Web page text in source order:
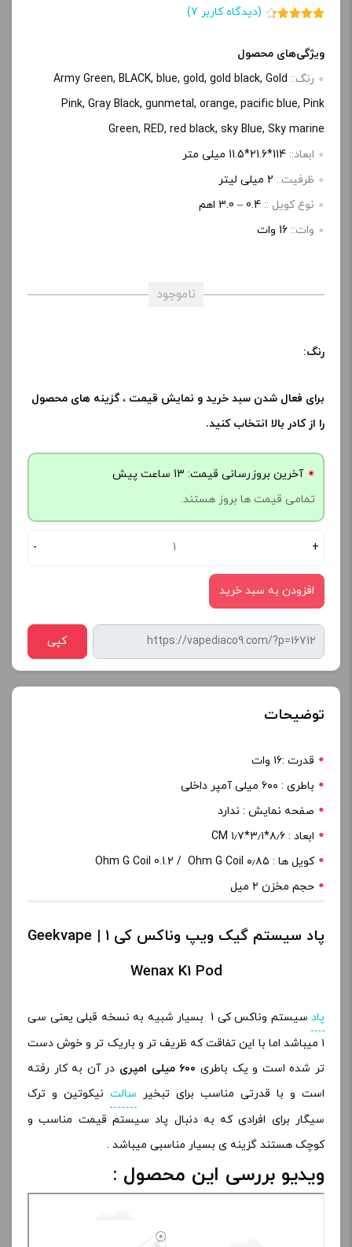
مشتری
(دیدگاه کاربر 7
)
ویژگی‌های محصول
رنگ:: Army Green, BLACK, blue, gold, gold black, Gold
Pink, Gray Black, gunmetal, orange, pacific blue, Pink
Green, RED, red black, sky Blue, Sky marine
ابعاد:: 114*21.6*11.5 میلی متر
ظرفیت:: 2 میلی لیتر
نوع کویل :: 0.4 – 3.0 اهم
وات:: 16 وات
ناموجود
رنگ:
برای فعال شدن سبد خرید و نمایش قیمت ، گزینه های محصول
را از کادر بالا انتخاب کنید.
آخرین بروزرسانی قیمت: 13 ساعت پیش
تمامی قیمت ها بروز هستند.
- +
افزودن به سبد خرید
کپی
توضیحات
قدرت :۱۶ وات
باطری : ۶۰۰ میلی آمپر داخلی
صفحه نمایش : ندارد
ابعاد : ۸٫۶*۳٫۱*۱٫۷ CM
کویل ها : ۰٫۸۵ Ohm G Coil 0.1.2 / Ohm G Coil
حجم مخزن ۲ میل
پاد سیستم گیک ویپ وناکس کی ۱ | Geekvape
Wenax K1 Pod
پاد
سیستم وناکس کی 1 بسیار شبیه به نسخه قبلی یعنی سی
۱ میباشد اما با این تفاقت که ظریف تر و باریک تر و خوش دست
تر شده است و یک باطری
در آن به کار رفته
است و با قدرتی مناسب برای تبخیر سالت نیکوتین و ترک
سیگار برای افرادی که به دنبال پاد سیستم قیمت مناسب و
کوچک هستند گزینه ی بسیار مناسبی میباشد .
ویدیو بررسی این محصول :